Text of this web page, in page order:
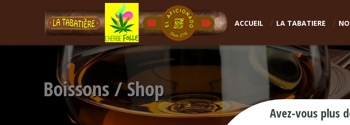
ACCUEIL LA TABATIERE
Boissons / Shop
Avez-vous plus